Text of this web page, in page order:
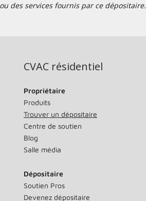
des services fournis par ce dépositaire.
CVAC résidentiel
Propriétaire
Produits
Trouver un dépositaire
Centre de soutien
Blog
Salle média
Dépositaire
Soutien Pros
Devenez dépositaire